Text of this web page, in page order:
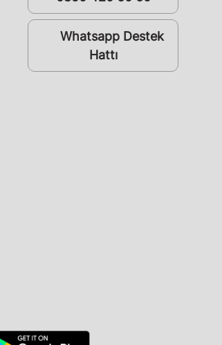
whatsappWhatsapp Destek
Hattı